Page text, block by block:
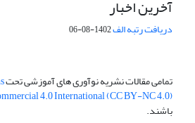
آخرین اخبار
دریافت رتبه الف1402-08-06
تمامی مقالات نشریه نوآوری های آموزشی تحت
4.0 International (CC BY-NC 4.0)
باشند.